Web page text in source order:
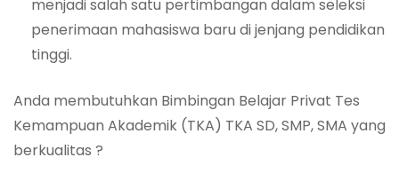
menjadi salah satu pertimbangan dalam seleksi
penerimaan mahasiswa baru di jenjang pendidikan
tinggi.
Anda membutuhkan Bimbingan Belajar Privat Tes
Kemampuan Akademik (TKA) TKA SD, SMP, SMA yang
berkualitas ?